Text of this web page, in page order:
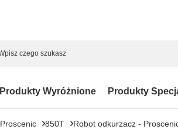
Produkty Wyróżnione Produkty
Proscenic 850T Robot odkurzacz -